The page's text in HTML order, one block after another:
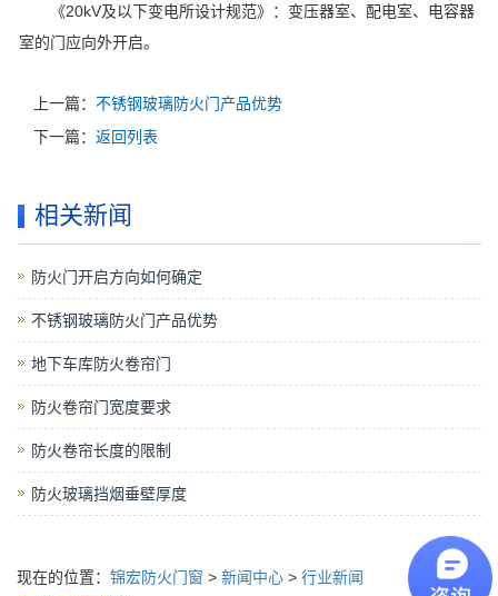
《20kV及以下变电所设计规范》：变压器室、配电室、电容器
室的门应向外开启。
上一篇： 不锈钢玻璃防火门产品优势
下一篇： 返回列表
相关新闻
防火门开启方向如何确定
不锈钢玻璃防火门产品优势
地下车库防火卷帘门
防火卷帘门宽度要求
防火卷帘长度的限制
防火玻璃挡烟垂壁厚度
现在的位置： 锦宏防火门窗 > 新闻中心 > 行业新闻